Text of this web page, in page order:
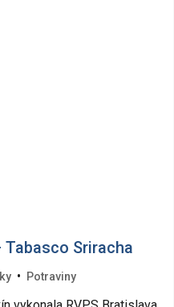
Tabasco Sriracha
• Potraviny